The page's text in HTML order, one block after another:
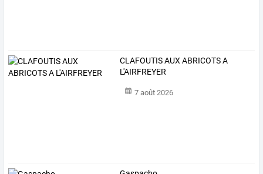
CLAFOUTIS AUX ABRICOTS A
L'AIRFREYER
7 août 2026